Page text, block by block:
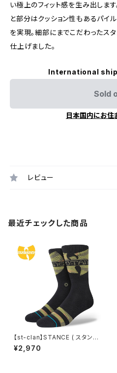
い極上のフィット感を生み出しま
と部分はクッション性もあるパイ
を実現。細部にまでこだわったス
仕上げました。
International
Sold
日本国内にお住
レビュー
最近チェックした商品
【st-clan】STANCE ( スタンス
) CLAN IN DA FRONT WU-T
ANG CLAN スタンス 靴下 ソッ
¥2,970